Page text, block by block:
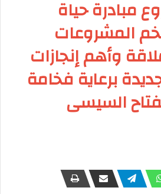
مبادرة حياة
المشروعات
وأهم إنجازات
برعاية فخامة
السيسى